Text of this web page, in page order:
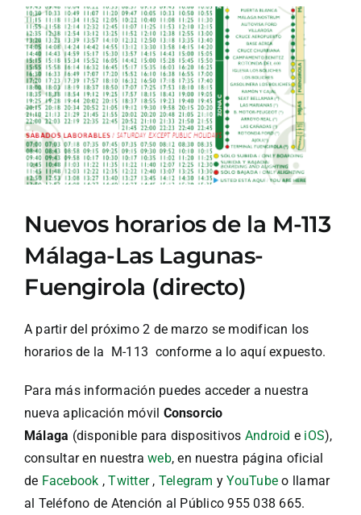
Ver
imagen
más
grande
Nuevos horarios de la M-113
Málaga-Las Lagunas-
Fuengirola (directo)
A partir del próximo 2 de marzo se modifican los
horarios de la M-113 conforme a lo aquí expuesto.
Para más información puedes acceder a nuestra
nueva aplicación móvil Consorcio
Málaga (disponible para dispositivos Android e iOS),
consultar en nuestraweb, en nuestra página oficial
de Facebook ,Twitter, Telegram yYouTube o llamar
al Teléfono de Atención al Público 955 038 665.